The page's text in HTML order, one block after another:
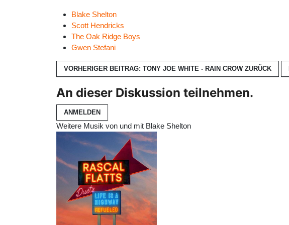
Blake Shelton
Scott Hendricks
The Oak Ridge Boys
Gwen Stefani
VORHERIGER BEITRAG: TONY JOE WHITE - RAIN CROW ZURÜCK
An dieser Diskussion teilnehmen.
ANMELDEN
Weitere Musik von und mit Blake Shelton